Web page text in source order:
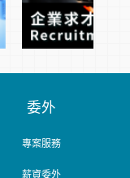
委外
專案服務
薪資委外